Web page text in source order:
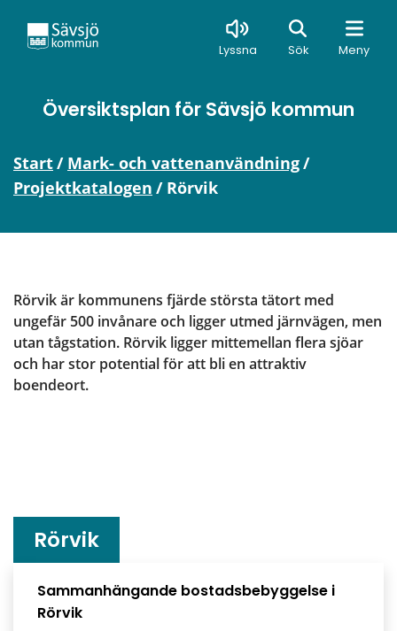
Lyssna Sök Meny
Sök
Översiktsplan för Sävsjö kommun
Start/ Mark- och vattenanvändning/
Projektkatalogen / Rörvik
Rörvik är kommunens fjärde största tätort med
ungefär 500 invånare och ligger utmed järnvägen, men
utan tågstation. Rörvik ligger mittemellan flera sjöar
och har stor potential för att bli en attraktiv
boendeort.
Rörvik
Sammanhängande bostadsbebyggelse i
Rörvik